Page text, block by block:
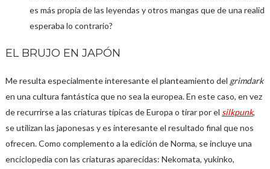
es más propia de las leyendas y otros mangas que de una
esperaba lo contrario?
EL BRUJO EN JAPÓN
Me resulta especialmente interesante el planteamiento del grimdark
en una cultura fantástica que no sea la europea. En este caso, en vez
de recurrirse a las criaturas típicas de Europa o tirar por el silkpunk,
se utilizan las japonesas y es interesante el resultado final que nos
ofrecen. Como complemento a la edición de Norma, se incluye una
enciclopedia con las criaturas aparecidas: Nekomata, yukinko,